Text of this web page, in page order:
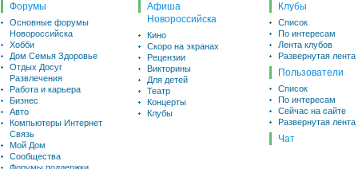
Форумы
Основные форумы
Новороссийска
Хобби
Дом Семья Здоровье
Отдых Досуг
Развлечения
Работа и карьера
Бизнес
Авто
Компьютеры Интернет
Связь
Мой Дом
Сообщества
Афиша
Новороссийска
Кино
Скоро на экранах
Рецензии
Викторины
Для детей
Театр
Концерты
Клубы
Клубы
Список
По интересам
Лента клубов
Развернутая лента
Пользователи
Список
По интересам
Сейчас на сайте
Развернутая лента
Чат